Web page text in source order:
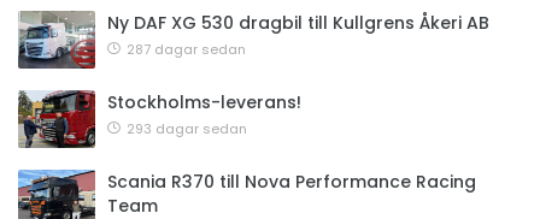
Ny DAF XG 530 dragbil till Kullgrens Åkeri AB
287 dagar sedan
Stockholms-leverans!
293 dagar sedan
Scania R370 till Nova Performance Racing
Team